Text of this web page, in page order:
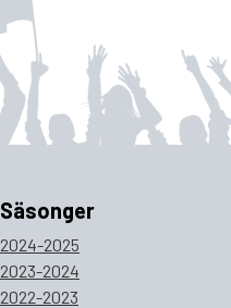
Säsonger
2024-2025
2023-2024
2022-2023